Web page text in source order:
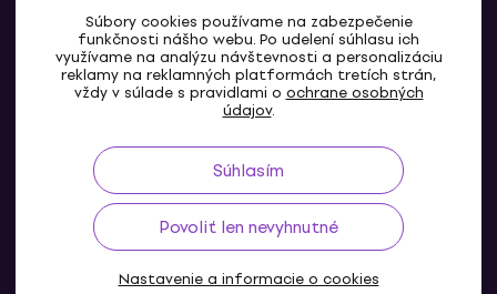
Súbory cookies používame na zabezpečenie
funkčnosti nášho webu. Po udelení súhlasu ich
využívame na analýzu návštevnosti a personalizáciu
reklamy na reklamných platformách tretích strán,
vždy v súlade s pravidlami o ochrane osobných
údajov.
Súhlasím
Povoliť len nevyhnutné
Nastavenie a informacie o cookies
SK